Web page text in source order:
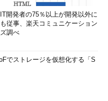
setup/mail/win/ol2010_wiretap.html
faq_detail.html?
ocn/mail/howto/sslmail.html
option/mail/basic/index.html?
IT開発者の75％以上が開発以外に
も従事、楽天コミュニケーション
ズ調べ
でストレージを仮想化する「S